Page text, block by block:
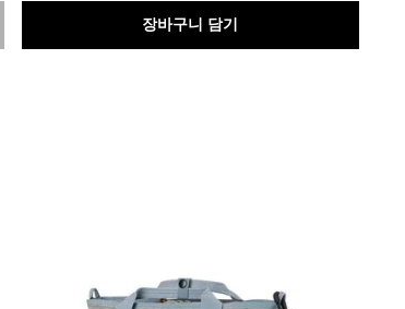
장바구니 담기